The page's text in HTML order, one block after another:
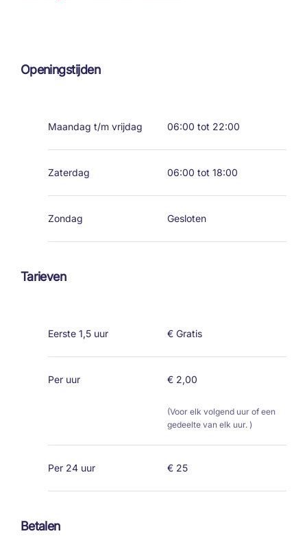
Openingstijden
Maandag t/m vrijdag 06:00 tot 22:00
Zaterdag 06:00 tot 18:00
Zondag Gesloten
Tarieven
Eerste 1,5 uur € Gratis
Per uur € 2,00
(Voor elk volgend uur of een
gedeelte van elk uur. )
Per 24 uur € 25
Betalen